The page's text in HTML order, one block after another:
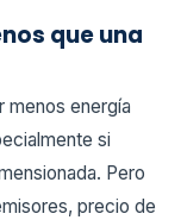
que una
menos energía
si
Pero
precio de